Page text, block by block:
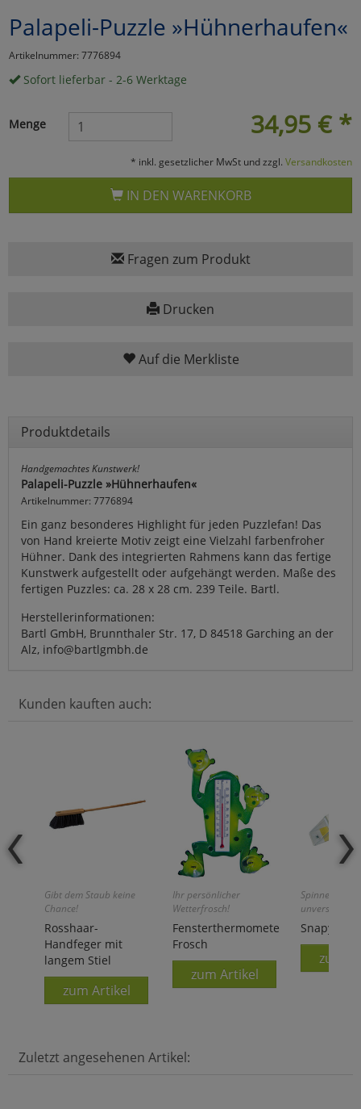
Palapeli-Puzzle »Hühnerhaufen«
Artikelnummer: 7776894
Sofort lieferbar - 2-6 Werktage
34,95 € *
Menge
* inkl. gesetzlicher MwSt und zzgl. Versandkosten
IN DEN WARENKORB
Fragen zum Produkt
Drucken
Auf die Merkliste
Produktdetails
Handgemachtes Kunstwerk!
Palapeli-Puzzle »Hühnerhaufen«
Artikelnummer: 7776894
Ein ganz besonderes Highlight für jeden Puzzlefan! Das
von Hand kreierte Motiv zeigt eine Vielzahl farbenfroher
Hühner. Dank des integrierten Rahmens kann das fertige
Kunstwerk aufgestellt oder aufgehängt werden. Maße des
fertigen Puzzles: ca. 28 x 28 cm. 239 Teile. Bartl.
Herstellerinformationen:
Bartl GmbH, Brunnthaler Str. 17, D 84518 Garching an der
Alz, info@bartlgmbh.de
Kunden kauften auch:
Gibt dem Staub keine
Chance!
Rosshaar-
Handfeger mit
langem Stiel
zum Artikel
Ihr persönlicher
Wetterfrosch!
Fensterthermometer
Frosch
zum Artikel
Spinnen
unversehrt
Snapy
zum
Zuletzt angesehenen Artikel:
Marketing
Umfragetools
Cookies
Einstellungen speichern
zu Haupptseite